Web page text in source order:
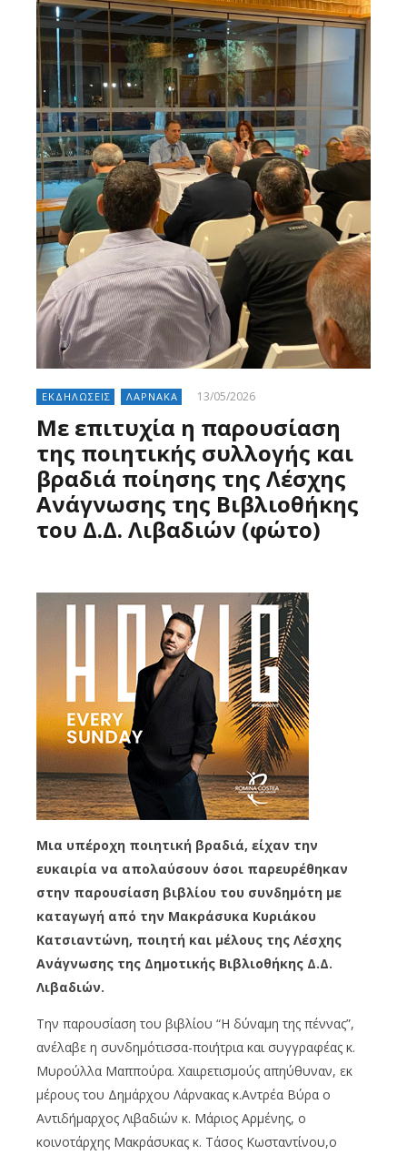
ΕΚΔΗΛΩΣΕΙΣ ΛΑΡΝΑΚΑ 13/05/2026
Με επιτυχία η παρουσίαση
της ποιητικής συλλογής και
βραδιά ποίησης της Λέσχης
Ανάγνωσης της Βιβλιοθήκης
του Δ.Δ. Λιβαδιών (φώτο)
Μια υπέροχη ποιητική βραδιά, είχαν την
ευκαιρία να απολαύσουν όσοι παρευρέθηκαν
στην παρουσίαση βιβλίου του συνδημότη με
καταγωγή από την Μακράσυκα Κυριάκου
Κατσιαντώνη, ποιητή και μέλους της Λέσχης
Ανάγνωσης της Δημοτικής Βιβλιοθήκης Δ.Δ.
Λιβαδιών.
Την παρουσίαση του βιβλίου “Η δύναμη της πέννας”,
ανέλαβε η συνδημότισσα-ποιήτρια και συγγραφέας κ.
Μυρούλλα Μαππούρα. Χαιιρετισμούς απηύθυναν, εκ
μέρους του Δημάρχου Λάρνακας κ.Αντρέα Βύρα ο
Αντιδήμαρχος Λιβαδιών κ. Μάριος Αρμένης, ο
κοινοτάρχης Μακράσυκας κ. Τάσος Κωσταντίνου,ο